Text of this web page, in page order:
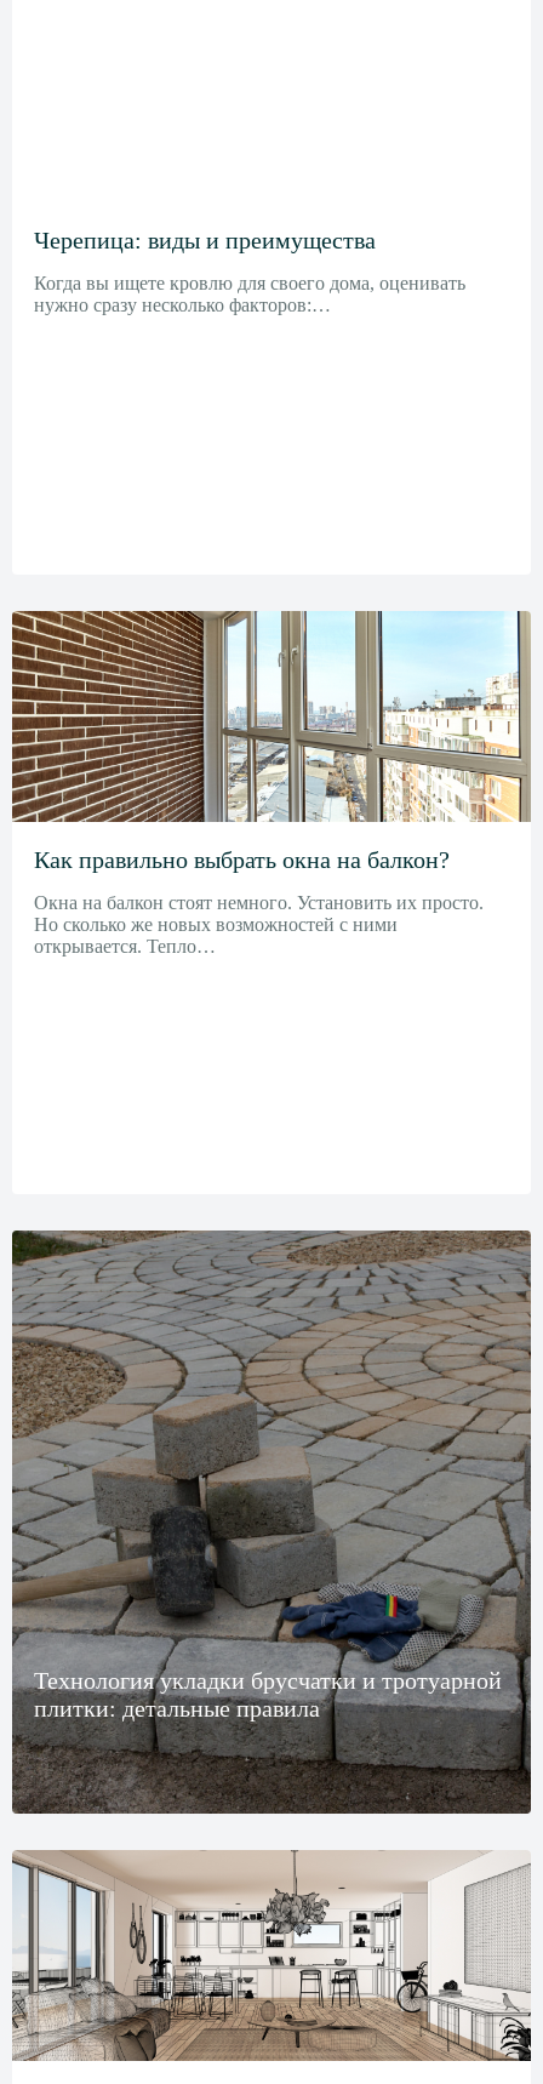
Черепица: виды и преимущества
Когда вы ищете кровлю для своего дома, оценивать
нужно сразу несколько факторов:…
Как правильно выбрать окна на балкон?
Окна на балкон стоят немного. Установить их просто.
Но сколько же новых возможностей с ними
открывается. Тепло…
Технология укладки брусчатки и тротуарной
плитки: детальные правила